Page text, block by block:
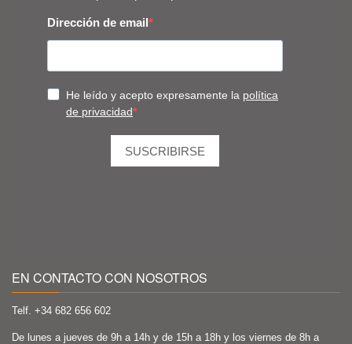
EN CONTACTO CON NOSOTROS
Telf. +34 682 656 602
De lunes a jueves de 9h a 14h y de 15h a 18h y los viernes de 8h a